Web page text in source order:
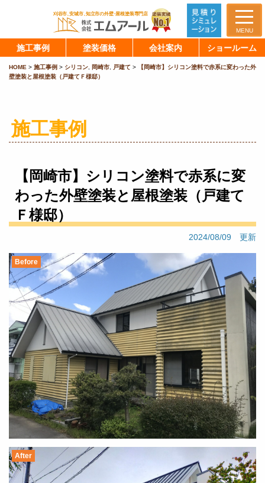
MENU
施工事例 塗装価格 会社案内 ショールーム
HOME > 施工事例 > シリコン, 岡崎市, 戸建て >
【岡崎市】シリコン塗料で赤系に変わった外
壁塗装と屋根塗装（戸建てＦ様邸）
施工事例
【岡崎市】シリコン塗料で赤系に変
わった外壁塗装と屋根塗装（戸建て
Ｆ様邸）
2024/08/09 更新
Before
After